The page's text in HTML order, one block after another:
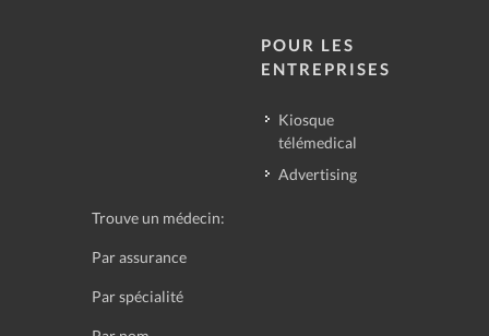
POUR LES
ENTREPRISES
Kiosque
télémedical
Advertising
Trouve un médecin:
Par assurance
Par spécialité